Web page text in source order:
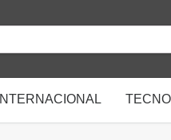
INTERNACIONAL